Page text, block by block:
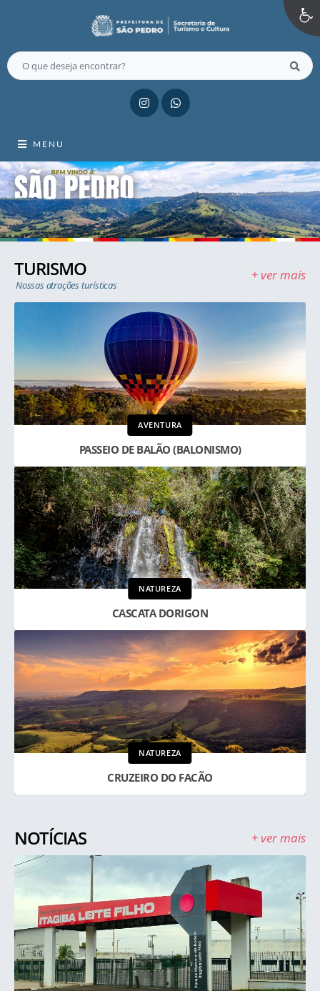
MENU
TURISMO
Nossas atrações turísticas
+ ver mais
AVENTURA
PASSEIO DE BALÃO (BALONISMO)
NATUREZA
CASCATA DORIGON
NATUREZA
CRUZEIRO DO FACÃO
NOTÍCIAS + ver mais